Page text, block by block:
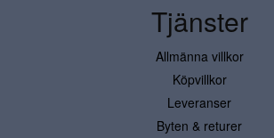
Tjänster
Allmänna villkor
Köpvillkor
Leveranser
Byten & returer